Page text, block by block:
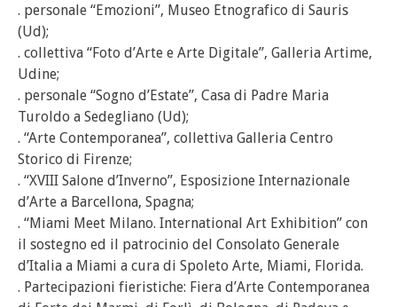
. personale “Emozioni”, Museo Etnografico di Sauris
(Ud);
. collettiva “Foto d’Arte e Arte Digitale”, Galleria Artime,
Udine;
. personale “Sogno d’Estate”, Casa di Padre Maria
Turoldo a Sedegliano (Ud);
. “Arte Contemporanea”, collettiva Galleria Centro
Storico di Firenze;
. “XVIII Salone d’Inverno”, Esposizione Internazionale
d’Arte a Barcellona, Spagna;
. “Miami Meet Milano. International Art Exhibition” con
il sostegno ed il patrocinio del Consolato Generale
d’Italia a Miami a cura di Spoleto Arte, Miami, Florida.
. Partecipazioni fieristiche: Fiera d’Arte Contemporanea